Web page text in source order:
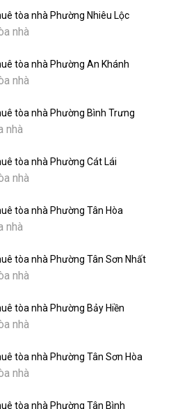
tòa nhà Phường Nhiêu Lộc
nhà
tòa nhà Phường An Khánh
nhà
tòa nhà Phường Bình Trưng
nhà
tòa nhà Phường Cát Lái
nhà
tòa nhà Phường Tân Hòa
nhà
tòa nhà Phường Tân Sơn Nhất
nhà
tòa nhà Phường Bảy Hiền
nhà
tòa nhà Phường Tân Sơn Hòa
nhà
tòa nhà Phường Tân Bình